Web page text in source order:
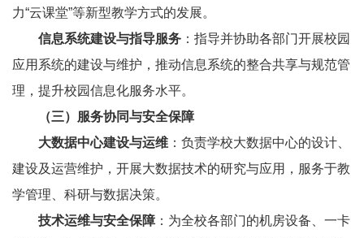
力“云课堂”等新型教学方式的发展。
信息系统建设与指导服务 ：指导并协助各部门开展校园
应用系统的建设与维护，推动信息系统的整合共享与规范管
理，提升校园信息化服务水平。
（三）服务协同与安全保障
大数据中心建设与运维 ：负责学校大数据中心的设计、
建设及运营维护，开展大数据技术的研究与应用，服务于教
学管理、科研与数据决策。
技术运维与安全保障 ：为全校各部门的机房设备、一卡